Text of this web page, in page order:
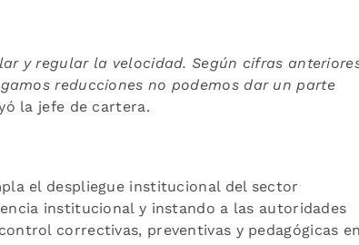
y regular la velocidad.Según cifras
reducciones no podemos dar un parte
la jefe de cartera.
el despliegue institucional del sector
institucional y instando a las autoridades
correctivas, preventivas y pedagógicas